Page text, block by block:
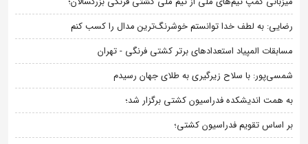
رضایی: به لطف خدا توانستم خوشرنگ‌ترین مدال را کسب کنم
مسابقات المپیاد استعدادهای برتر کشتی فرنگی - تهران
شمسی‌پور: با سلاح زیرگیری به طلای جهان رسیدم
به همت اندیشکده فدراسیون کشتی برگزار شد؛
بر اساس تقویم فدراسیون کشتی؛